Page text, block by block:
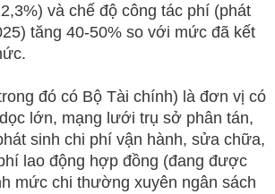
và chế độ công tác phí (phát
tăng 40-50% so với mức đã kết
đó có Bộ Tài chính) là đơn vị có
lớn, mạng lưới trụ sở phân tán,
sinh chi phí vận hành, sửa chữa,
lao động hợp đồng (đang được
mức chi thường xuyên ngân sách